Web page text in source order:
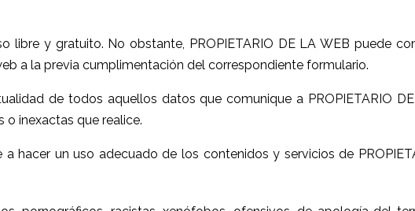
libre y gratuito. No obstante, PROPIETARIO DE LA WEB puede
a la previa cumplimentación del correspondiente formulario.
de todos aquellos datos que comunique a PROPIETARIO
inexactas que realice.
hacer un uso adecuado de los contenidos y servicios de